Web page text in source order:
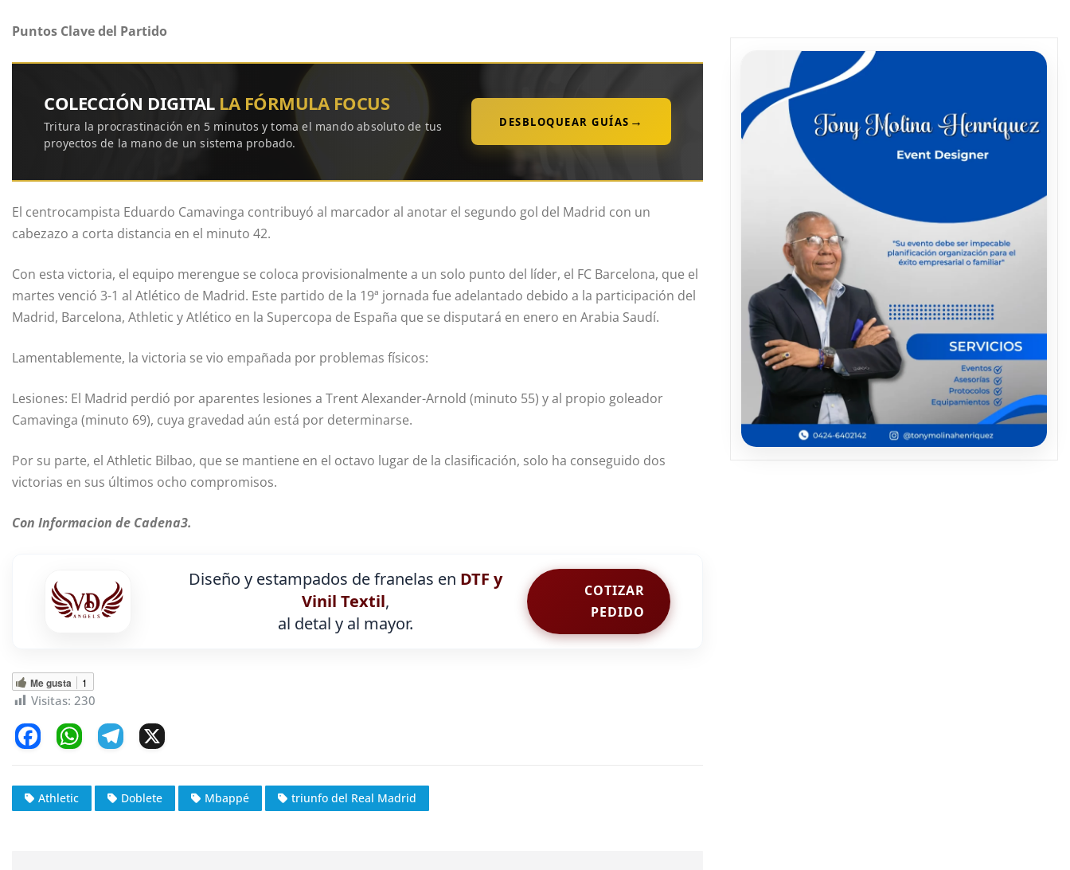
Puntos Clave del Partido
COLECCIÓN DIGITAL LA FÓRMULA FOCUS
Tritura la procrastinación en 5 minutos y toma el mando absoluto de tus
proyectos de la mano de un sistema probado.
DESBLOQUEAR GUÍAS →
El centrocampista Eduardo Camavinga contribuyó al marcador al anotar el segundo gol del Madrid con un
cabezazo a corta distancia en el minuto 42.
Con esta victoria, el equipo merengue se coloca provisionalmente a un solo punto del líder, el FC Barcelona, que el
martes venció 3-1 al Atlético de Madrid. Este partido de la 19ª jornada fue adelantado debido a la participación del
Madrid, Barcelona, Athletic y Atlético en la Supercopa de España que se disputará en enero en Arabia Saudí.
Lamentablemente, la victoria se vio empañada por problemas físicos:
Lesiones: El Madrid perdió por aparentes lesiones a Trent Alexander-Arnold (minuto 55) y al propio goleador
Camavinga (minuto 69), cuya gravedad aún está por determinarse.
Por su parte, el Athletic Bilbao, que se mantiene en el octavo lugar de la clasificación, solo ha conseguido dos
victorias en sus últimos ocho compromisos.
Con Informacion de Cadena3.
Diseño y estampados de franelas en DTF y
Vinil Textil,
al detal y al mayor.
COTIZAR
PEDIDO
Me gusta 1
Visitas: 230
c
e
W
at
s
p
e
gr
Athletic Doblete Mbappé triunfo del Real Madrid